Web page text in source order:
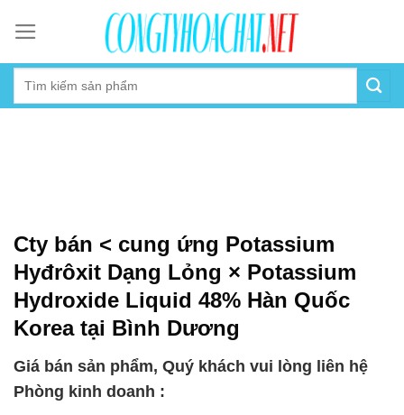
content
Cty bán < cung ứng Potassium
Hyđrôxit Dạng Lỏng × Potassium
Hydroxide Liquid 48% Hàn Quốc
Korea tại Bình Dương
Giá bán sản phẩm, Quý khách vui lòng liên hệ
Phòng kinh doanh :